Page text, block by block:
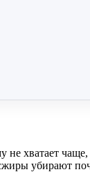
хватает
убирают